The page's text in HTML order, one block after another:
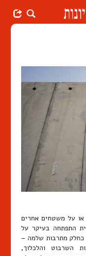
או על משטחים אחרים
התפתחה בעיקר על
כחלק מתרבות שלמה –
השרבוט והלכלוך,